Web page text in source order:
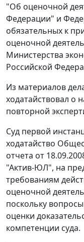
"Об оценочной
Федерации" и
обязательных к
оценочной
Министерства
Российской
Из материалов
ходатайствовал о
повторной
Суд первой
ходатайство
отчета от
"Актив-ЮЛ", на
требованиям
оценочной
поскольку
оценки
компетенции суда.